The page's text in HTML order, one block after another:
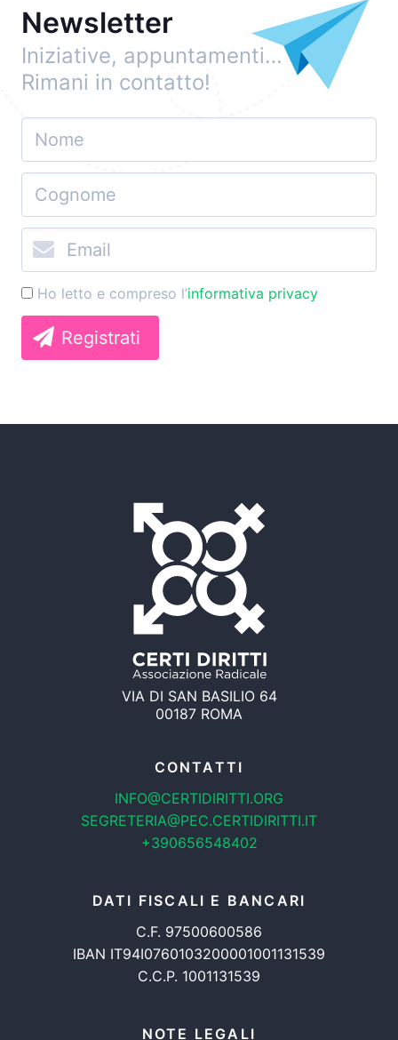
Newsletter
Iniziative, appuntamenti…
Rimani in contatto!
Ho letto e compreso l’informativa privacy
Registrati
VIA DI SAN BASILIO 64
00187 ROMA
CONTATTI
INFO@CERTIDIRITTI.ORG
SEGRETERIA@PEC.CERTIDIRITTI.IT
+390656548402
DATI FISCALI E BANCARI
C.F. 97500600586
IBAN IT94I0760103200001001131539
C.C.P. 1001131539
NOTE LEGALI